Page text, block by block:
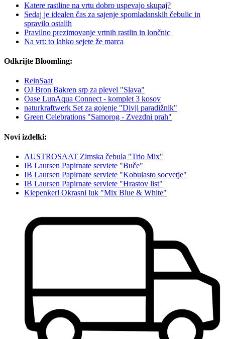
Katere rastline na vrtu dobro uspevajo skupaj?
Sedaj je idealen čas za sajenje spomladanskih čebulic in
spravilo ostalih
Pravilno prezimovanje vrtnih rastlin in lončnic
Na vrt: to lahko sejete že marca
Odkrijte Bloomling:
ReinSaat
OJ Bron Bakren srp za plevel "Slava"
Oase LunAqua Connect - komplet 3 kosov
naturkraftwerk Set za gojenje "Divji paradižnik"
Green Celebrations "Samorog - Zvezdni prah"
Novi izdelki:
AUSTROSAAT Zimska čebula "Trio Mix"
IB Laursen Papirnate serviete "Buče"
IB Laursen Papirnate serviete "Kobulasto socvetje"
IB Laursen Papirnate serviete "Hrastov list"
Kiepenkerl Okrasni luk "Mix Blue & White"